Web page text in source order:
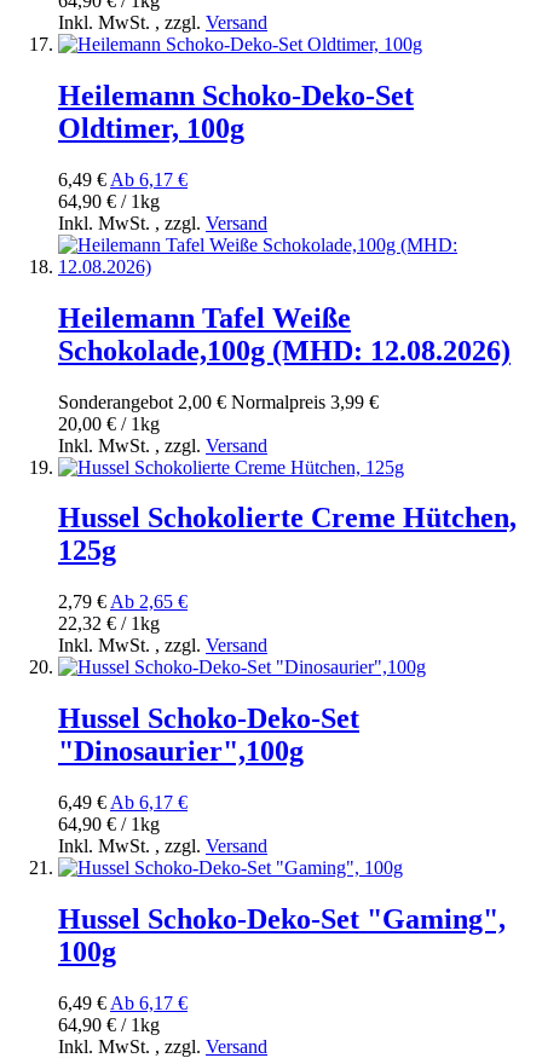
Inkl. MwSt. , zzgl. Versand
Heilemann Schoko-Deko-Set
Oldtimer, 100g
6,49 € Ab 6,17 €
64,90 € / 1kg
Inkl. MwSt. , zzgl. Versand
Heilemann Tafel Weiße
Schokolade,100g (MHD: 12.08.2026)
Sonderangebot 2,00 € Normal­preis 3,99 €
20,00 € / 1kg
Inkl. MwSt. , zzgl. Versand
Hussel Schokolierte Creme Hütchen,
125g
2,79 € Ab 2,65 €
22,32 € / 1kg
Inkl. MwSt. , zzgl. Versand
Hussel Schoko-Deko-Set
"Dinosaurier",100g
6,49 € Ab 6,17 €
64,90 € / 1kg
Inkl. MwSt. , zzgl. Versand
Hussel Schoko-Deko-Set "Gaming",
100g
6,49 € Ab 6,17 €
64,90 € / 1kg
Inkl. MwSt. , zzgl. Versand